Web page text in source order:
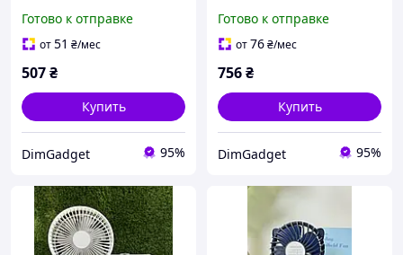
Готово к отправке
от51 ₴/мес
507₴
Купить
DimGadget 95%
black (6974316286660)
Черный
Готово к отправке
от76₴/мес
756₴
Купить
DimGadget 95%